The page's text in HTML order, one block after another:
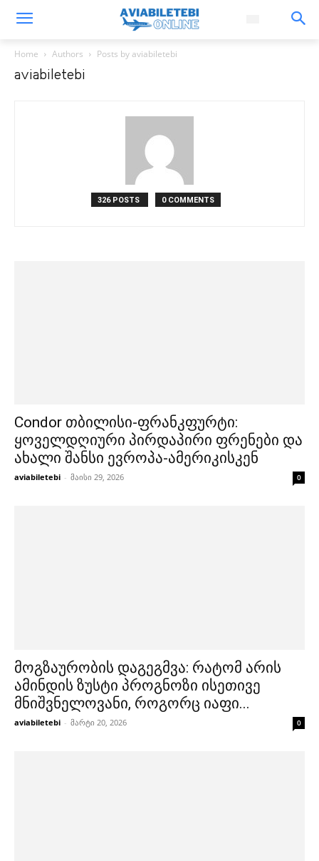
Home Authors Posts by aviabiletebi
aviabiletebi
326 POSTS 0 COMMENTS
Condor თბილისი-ფრანკფურტი:
ყოველდღიური პირდაპირი ფრენები და
ახალი შანსი ევროპა-ამერიკისკენ
aviabiletebi - მაისი 29, 2026 0
მოგზაურობის დაგეგმვა: რატომ არის
ამინდის ზუსტი პროგნოზი ისეთივე
მნიშვნელოვანი, როგორც იაფი...
aviabiletebi - მარტი 20, 2026 0